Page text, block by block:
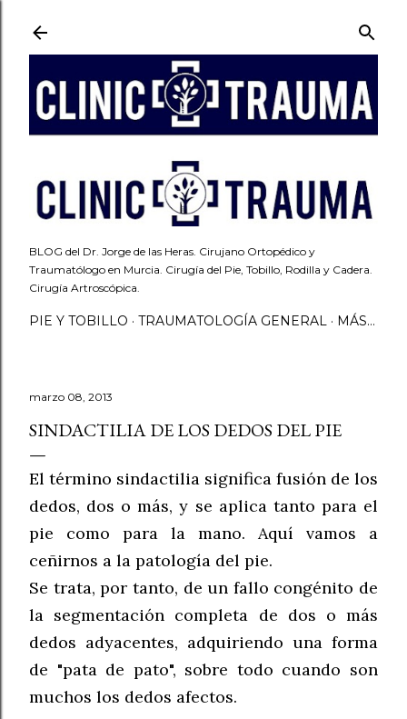
BLOG del Dr. Jorge de las Heras. Cirujano Ortopédico y
Traumatólogo en Murcia. Cirugía del Pie, Tobillo, Rodilla y Cadera.
Cirugía Artroscópica.
PIE Y TOBILLO TRAUMATOLOGÍA GENERAL MÁS…
marzo 08, 2013
SINDACTILIA DE LOS DEDOS DEL PIE
El término sindactilia significa fusión de los
dedos, dos o más, y se aplica tanto para el
pie como para la mano. Aquí vamos a
ceñirnos a la patología del pie.
Se trata, por tanto, de un fallo congénito de
la segmentación completa de dos o más
dedos adyacentes, adquiriendo una forma
de "pata de pato", sobre todo cuando son
muchos los dedos afectos.